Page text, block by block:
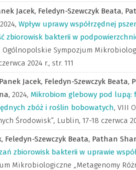
Jacek, Feledyn-Szewczyk Beata,
2024, Wpływ uprawy współrzędnej
zbiorowisk bakterii w
Ogólnopolskie Sympozjum
2024 r., str. 111
Panek Jacek, Feledyn-Szewczyk Beata,
2024, Mikrobiom glebowy pod
zbóż i roślin bobowatych, VIII
Środowisk”, Lublin, 17-18 czerwca
Feledyn-Szewczyk Beata, Pathan
zbiorowisk bakterii w uprawie
Mikrobiologiczne „Metagenomy